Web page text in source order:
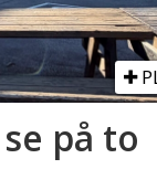
på to